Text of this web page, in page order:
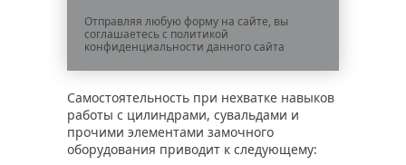
Отправляя любую форму на сайте, вы
соглашаетесь с политикой
конфиденциальности данного сайта
Самостоятельность при нехватке навыков
работы с цилиндрами, сувальдами и
прочими элементами замочного
оборудования приводит к следующему: